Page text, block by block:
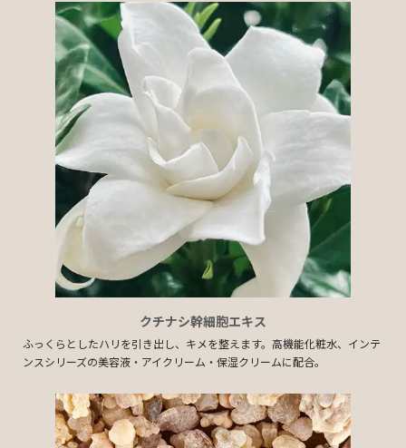
クチナシ幹細胞エキス
ふっくらとしたハリを引き出し、キメを整えます。高機能化粧水、インテ
ンスシリーズの美容液・アイクリーム・保湿クリームに配合。